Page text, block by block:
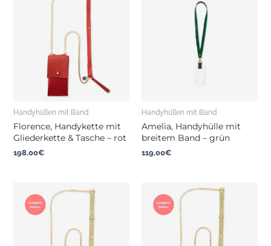
Handyhüllen mit Band
Florence, Handykette mit
Gliederkette & Tasche – rot
198,00€
Handyhüllen mit Band
Amelia, Handyhülle mit
breitem Band – grün
119,00€